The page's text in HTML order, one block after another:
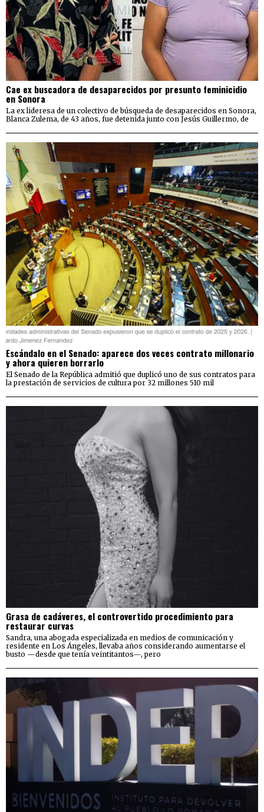
Cae ex buscadora de desaparecidos por presunto feminicidio
en Sonora
La ex lideresa de un colectivo de búsqueda de desaparecidos en Sonora,
Blanca Zulema, de 43 años, fue detenida junto con Jesús Guillermo, de
Escándalo en el Senado: aparece dos veces contrato millonario
y ahora quieren borrarlo
El Senado de la República admitió que duplicó uno de sus contratos para
la prestación de servicios de cultura por 32 millones 510 mil
Grasa de cadáveres, el controvertido procedimiento para
restaurar curvas
Sandra, una abogada especializada en medios de comunicación y
residente en Los Ángeles, llevaba años considerando aumentarse el
busto —desde que tenía veintitantos—, pero